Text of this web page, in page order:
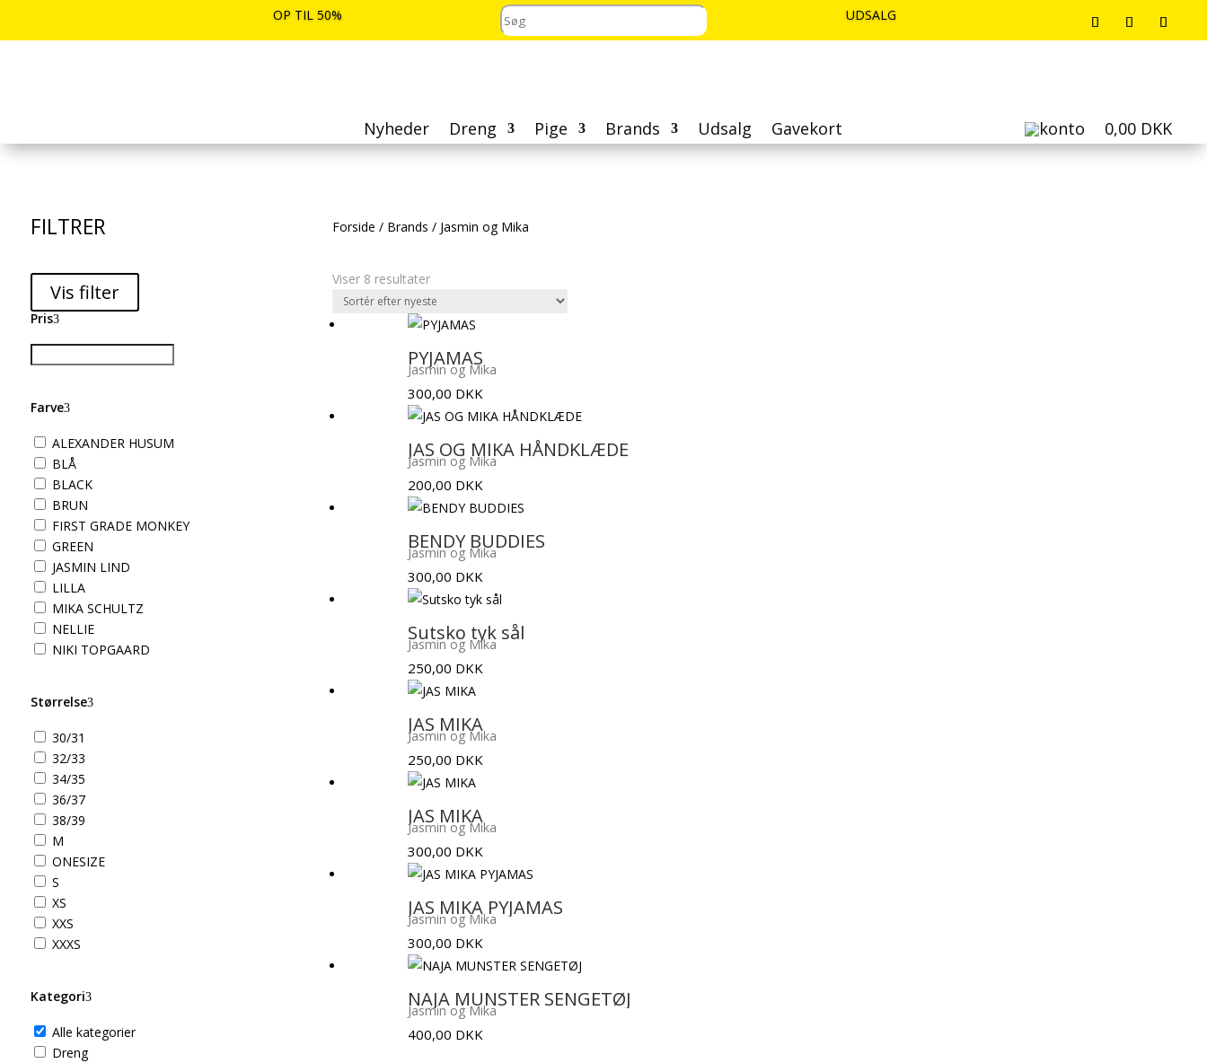
OP TIL 50%
UDSALG
UDSALG
Nyheder Dreng Pige Brands Udsalg Gavekort 0,00 DKK
FILTRER
Vis filter
Pris
Farve
ALEXANDER HUSUM
BLÅ
BLACK
BRUN
FIRST GRADE MONKEY
GREEN
JASMIN LIND
LILLA
MIKA SCHULTZ
NELLIE
NIKI TOPGAARD
Størrelse
30/31
32/33
34/35
36/37
38/39
M
ONESIZE
S
XS
XXS
XXXS
Kategori
Alle kategorier
Dreng
Forside / Brands / Jasmin og Mika
Viser 8 resultaterSorteret
efter
seneste
PYJAMAS
Jasmin og Mika
300,00 DKK
JAS OG MIKA HÅNDKLÆDE
Jasmin og Mika
200,00 DKK
BENDY BUDDIES
Jasmin og Mika
300,00 DKK
Sutsko tyk sål
Jasmin og Mika
250,00 DKK
JAS MIKA
Jasmin og Mika
250,00 DKK
JAS MIKA
Jasmin og Mika
300,00 DKK
JAS MIKA PYJAMAS
Jasmin og Mika
300,00 DKK
NAJA MUNSTER SENGETØJ
Jasmin og Mika
400,00 DKK